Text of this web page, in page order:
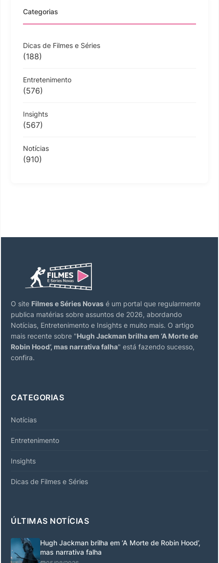
Categorias
Dicas de Filmes e Séries
(188)
Entretenimento
(576)
Insights
(567)
Notícias
(910)
O site Filmes e Séries Novas é um portal que regularmente
publica matérias sobre assuntos de 2026, abordando
Notícias, Entretenimento e Insights e muito mais. O artigo
mais recente sobre "Hugh Jackman brilha em ‘A Morte de
Robin Hood’, mas narrativa falha" está fazendo sucesso,
confira.
CATEGORIAS
Notícias
Entretenimento
Insights
Dicas de Filmes e Séries
ÚLTIMAS NOTÍCIAS
Hugh Jackman brilha em ‘A Morte de Robin Hood’,
mas narrativa falha